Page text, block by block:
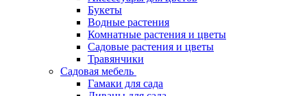
Букеты
Водные растения
Комнатные растения и цветы
Садовые растения и цветы
Травянчики
Садовая мебель
Гамаки для сада